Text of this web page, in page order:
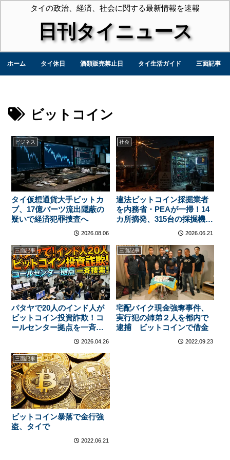
タイの政治、経済、社会に関する最新情報を速報
日刊タイニュース
ホーム タイ休日 酒類販売禁止日 タイ生活ガイド 三面記事
ビットコイン
ビジネス
タイ仮想通貨大手ビットカ
ブ、17億バーツ流出隠蔽の
疑いで経済犯罪捜査へ
2026.08.06
社会
違法ビットコイン採掘業者
を内務省・PEAが一掃！14
カ所摘発、315台の採掘機を
2026.06.21
三面記事
パタヤで20人のインド人が
ビットコイン投資詐欺！コ
ールセンター拠点を一斉捜
2026.04.26
三面記事
宅配バイク現金強奪事件、
実行犯の姉弟２人を都内で
逮捕 ビットコインで借金
2022.09.23
三面記事
ビットコイン暴落で金行強
盗、タイで
2022.06.21